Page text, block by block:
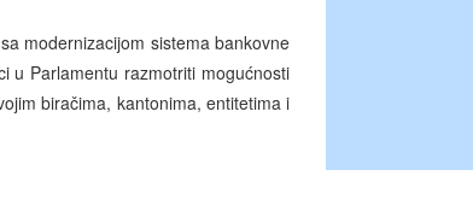
modernizacijom sistema bankovne
u Parlamentu razmotriti mogućnosti
biračima, kantonima, entitetima i